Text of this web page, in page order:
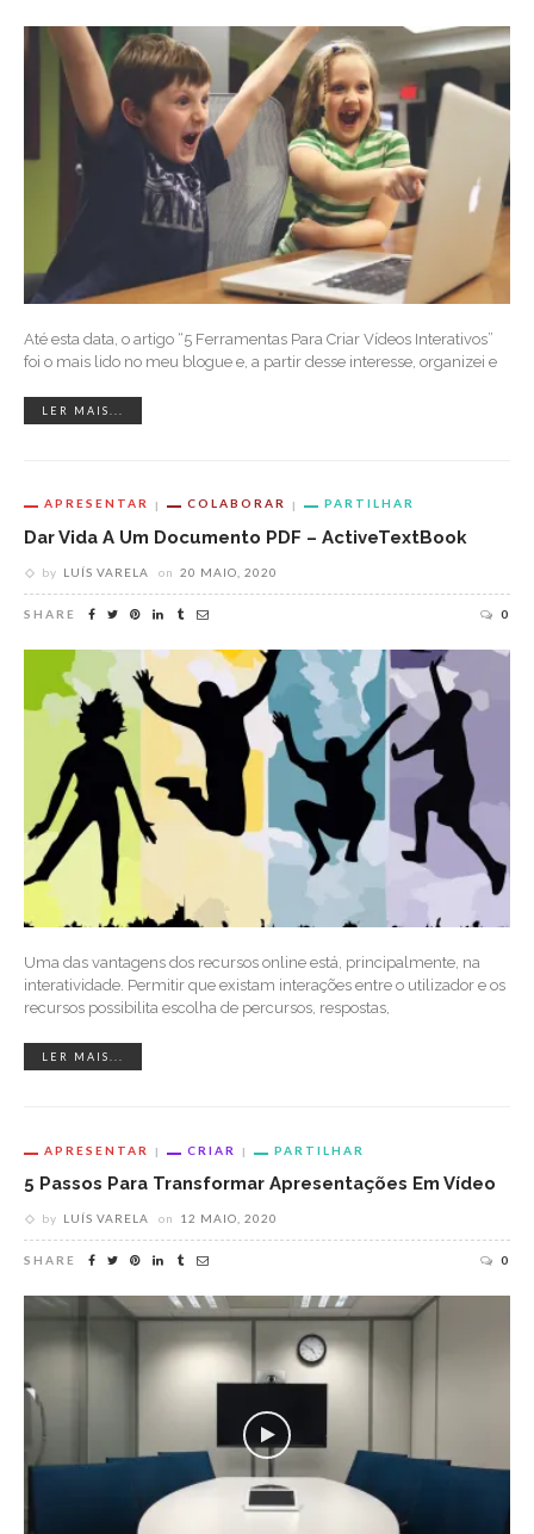
Até esta data, o artigo “5 Ferramentas Para Criar Vídeos Interativos”
foi o mais lido no meu blogue e, a partir desse interesse, organizei e
LER MAIS...
APRESENTAR COLABORAR PARTILHAR
Dar Vida A Um Documento PDF – ActiveTextBook
by LUÍS VARELA on 20 MAIO, 2020
SHARE 0
Uma das vantagens dos recursos online está, principalmente, na
interatividade. Permitir que existam interações entre o utilizador e os
recursos possibilita escolha de percursos, respostas,
LER MAIS...
APRESENTAR CRIAR PARTILHAR
5 Passos Para Transformar Apresentações Em Vídeo
by LUÍS VARELA on 12 MAIO, 2020
SHARE 0